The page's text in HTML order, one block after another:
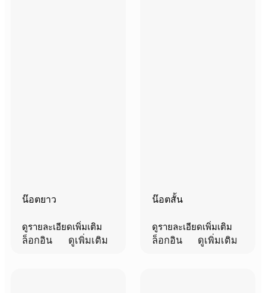
น๊อตยาว
ดูรายละเอียดเพิ่มเติม
ล็อกอิน ดูเพิ่มเติม
น๊อตสั้น
ดูรายละเอียดเพิ่มเติม
ล็อกอิน ดูเพิ่มเติม